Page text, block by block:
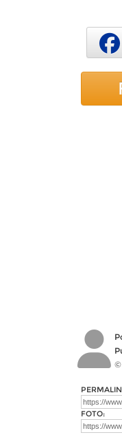
©
FOTO: